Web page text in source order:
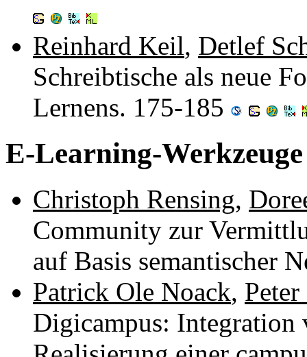
Reinhard Keil, Detlef
Schreibtische als neue
Lernens. 175-185
E-Learning-
Christoph Rensing,
Community zur
auf Basis semantischer
Patrick Ole Noack,
Digicampus: Integration